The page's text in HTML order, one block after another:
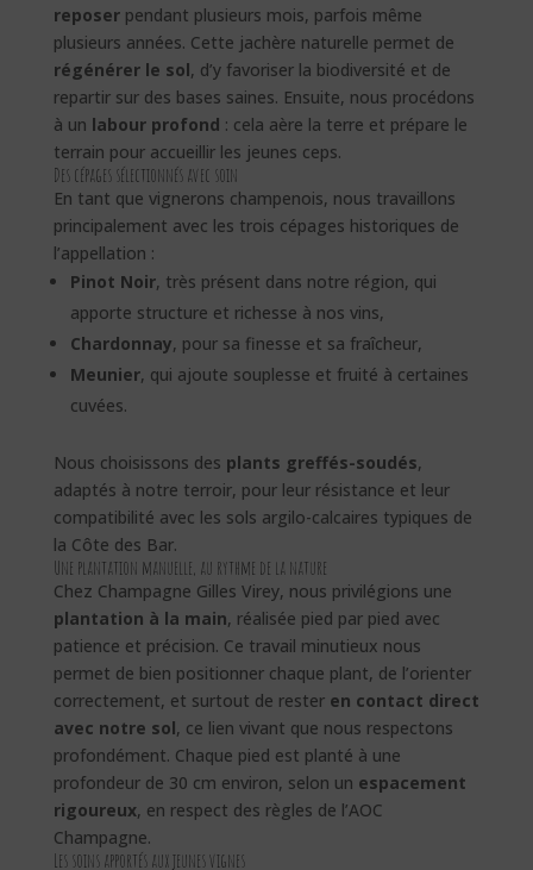
reposerpendant plusieurs mois, parfois même
plusieurs années. Cette jachère naturelle permet de
régénérer le sol, d’y favoriser la biodiversité et de
repartir sur des bases saines. Ensuite, nous procédons
à un labour profond : cela aère la terre et prépare le
terrain pour accueillir les jeunes ceps.
Des cépages sélectionnés avec soin
En tant que vignerons champenois, nous travaillons
principalement avec les trois cépages historiques de
l’appellation :
Pinot Noir, très présent dans notre région, qui
apporte structure et richesse à nos vins,
Chardonnay, pour sa finesse et sa fraîcheur,
Meunier, qui ajoute souplesse et fruité à certaines
cuvées.
Nous choisissons des plants greffés-soudés,
adaptés à notre terroir, pour leur résistance et leur
compatibilité avec les sols argilo-calcaires typiques de
la Côte des Bar.
Une plantation manuelle, au rythme de la nature
Chez Champagne Gilles Virey, nous privilégions une
plantation à la main, réalisée pied par pied avec
patience et précision. Ce travail minutieux nous
permet de bien positionner chaque plant, de l’orienter
correctement, et surtout de rester en contact direct
avec notre sol, ce lien vivant que nous respectons
profondément. Chaque pied est planté à une
profondeur de 30 cm environ, selon un espacement
rigoureux, en respect des règles de l’AOC
Champagne.
Les soins apportés aux jeunes vignes